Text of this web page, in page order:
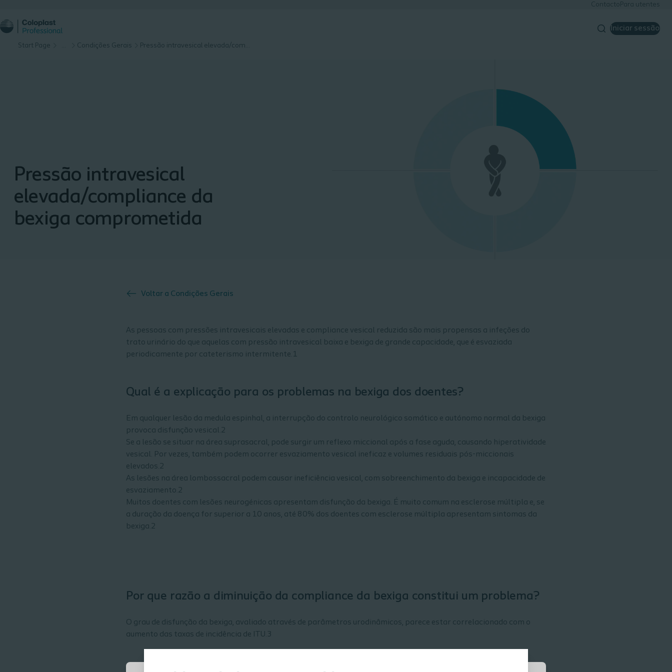
ContactoPara utentes
Iniciar sessão
Start Page Condições Gerais
Pressão intravesical
elevada/compliance da
bexiga comprometida
Voltar a Condições Gerais
As pessoas com pressões intravesicais elevadas e compliance vesical reduzida são mais propensas a infeções do
trato urinário do que aquelas com pressão intravesical baixa e bexiga de grande capacidade, que é esvaziada
periodicamente por cateterismo intermitente.1
Qual é a explicação para os problemas na bexiga dos doentes?
Em qualquer lesão da medula espinhal, a interrupção do controlo neurológico somático e autónomo normal da bexiga
provoca disfunção vesical.2
Se a lesão se situar na área suprasacral, pode surgir um reflexo miccional após a fase aguda, causando hiperatividade
vesical. Por vezes, também podem ocorrer esvaziamento vesical ineficaz e volumes residuais pós-miccionais
elevados.2
As lesões na área lombossacral podem causar ineficiência vesical, com sobreenchimento da bexiga e incapacidade de
esvaziamento.2
Muitos doentes com lesões neurogénicas apresentam disfunção da bexiga. É muito comum na esclerose múltipla e, se
a duração da doença for superior a 10 anos, até 80% dos doentes com esclerose múltipla apresentam sintomas da
bexiga.2
Por que razão a diminuição da compliance da bexiga constitui um problema?
O grau de disfunção da bexiga, avaliado através de parâmetros urodinâmicos, parece estar correlacionado com o
aumento das taxas de incidência de ITU.3